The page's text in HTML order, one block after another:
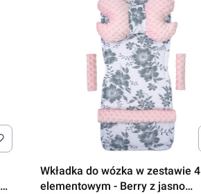
Wkładka do wózka w zestawie 4
elementowym - Berry z jasno